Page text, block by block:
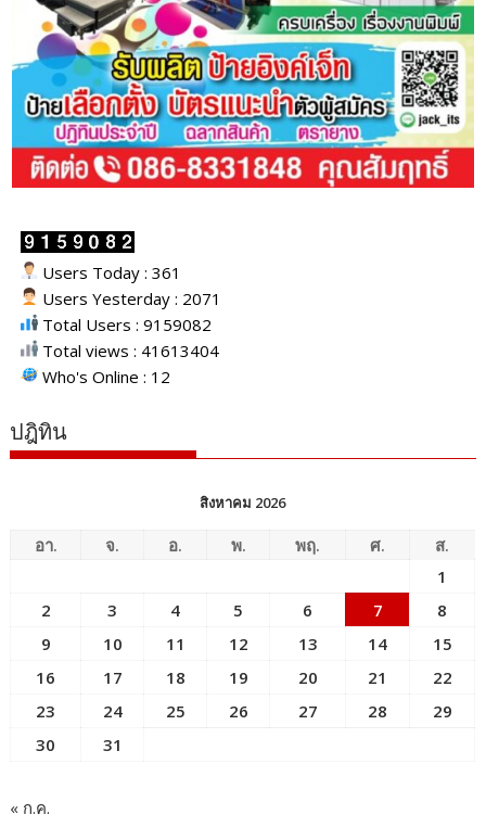
Users Today : 361
Users Yesterday : 2071
Total Users : 9159082
Total views : 41613404
Who's Online : 12
ปฎิทิน
สิงหาคม 2026
อา. จ. อ. พ. พฤ. ศ.
ส.
1
2
3 4 5 6 7
8
9
10 11 12 13 14
15
16
17 18 19 20 21
22
23
24 25 26 27 28
29
30
31
« ก.ค.